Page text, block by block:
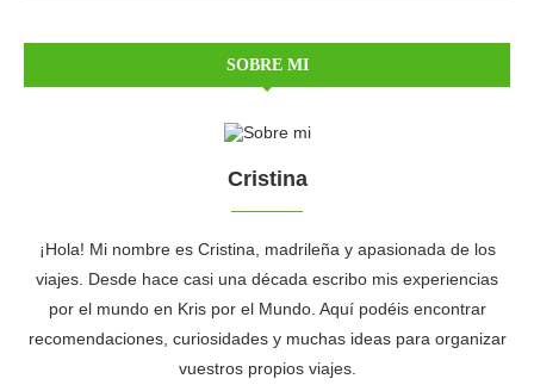
SOBRE MI
Cristina
¡Hola! Mi nombre es Cristina, madrileña y apasionada de los
viajes. Desde hace casi una década escribo mis experiencias
por el mundo en Kris por el Mundo. Aquí podéis encontrar
recomendaciones, curiosidades y muchas ideas para organizar
vuestros propios viajes.